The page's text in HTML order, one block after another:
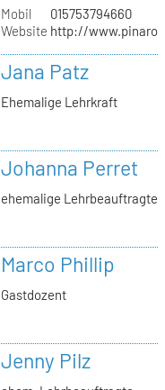
Mobil
015753794660
Website http://
Jana Patz
Ehemalige Lehrkraft
Johanna Perret
ehemalige Lehrbeauftragte
Marco Phillip
Gastdozent
Jenny Pilz